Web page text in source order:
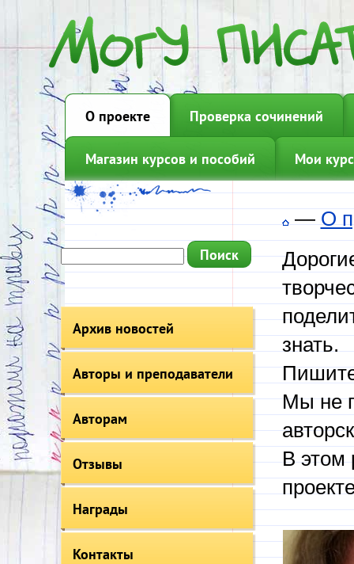
О проекте Проверка сочинений
Магазин курсов и пособий Мои
Архив новостей
Авторы и преподаватели
Авторам
Отзывы
Награды
Контакты
—О
знать.
Мы не
В этом